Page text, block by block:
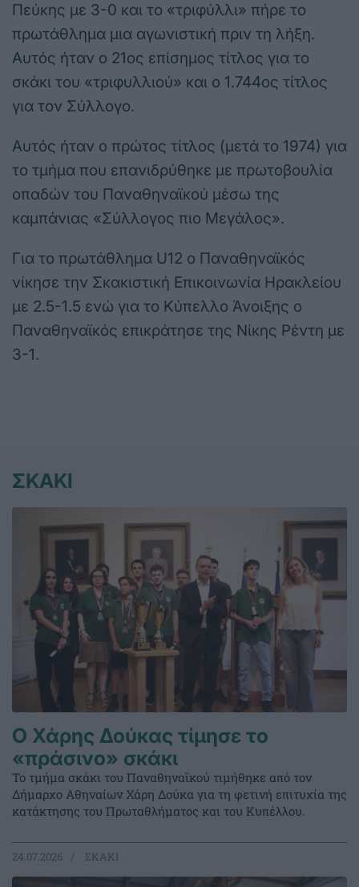
Πεύκης με 3-0 και το «τριφύλλι» πήρε το
πρωτάθλημα μια αγωνιστική πριν τη λήξη.
Αυτός ήταν ο 21ος επίσημος τίτλος για το
σκάκι του «τριφυλλιού» και ο 1.744ος τίτλος
για τον Σύλλογο.
Αυτός ήταν ο πρώτος τίτλος (μετά το 1974) για
το τμήμα που επανιδρύθηκε με πρωτοβουλία
οπαδών του Παναθηναϊκού μέσω της
καμπάνιας «Σύλλογος πιο Μεγάλος».
Για το πρωτάθλημα U12 ο Παναθηναϊκός
νίκησε την Σκακιστική Επικοινωνία Ηρακλείου
με 2.5-1.5 ενώ για το Κύπελλο Άνοιξης ο
Παναθηναϊκός επικράτησε της Νίκης Ρέντη με
3-1.
ΣΚΑΚΙ
Ο Χάρης Δούκας τίμησε το
«πράσινο» σκάκι
Το τμήμα σκάκι του Παναθηναϊκού τιμήθηκε από τον
Δήμαρχο Αθηναίων Χάρη Δούκα για τη φετινή επιτυχία της
κατάκτησης του Πρωταθλήματος και του Κυπέλλου.
24.07.2026 ΣΚΑΚΙ